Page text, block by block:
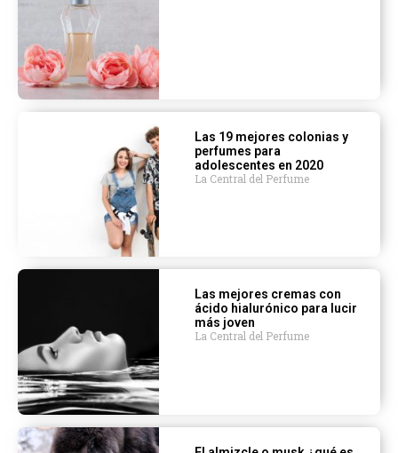
Las 19 mejores colonias y
perfumes para
adolescentes en 2020
La Central del Perfume
Las mejores cremas con
ácido hialurónico para lucir
más joven
La Central del Perfume